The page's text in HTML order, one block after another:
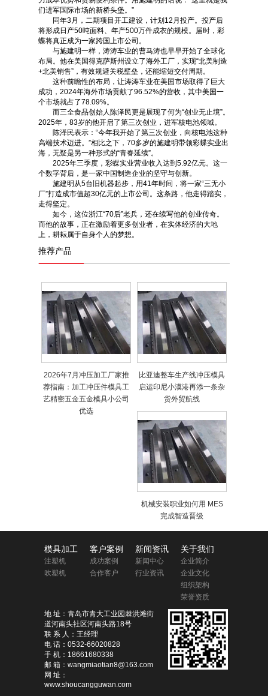
们进军国际市场的新桥头堡。”
同年3月，二期项目开工建设，计划12月投产。投产后
将形成日产50吨面料、年产500万件成衣的规模。届时，彩
蝶将真正成为一家跨国上市公司。
与施建明一样，涛涛车业的曹马涛也早早开始了全球化
布局。他在美国得克萨斯州设立了海外工厂，实现“北美制造
+北美销售”，有效规避关税壁垒，还能缩短交付周期。
这种前瞻性的布局，让涛涛车业在美国市场取得了巨大
成功，2024年海外市场贡献了96.52%的营收，其中美国一
个市场就占了78.09%。
而三全食品创始人陈泽民更是展现了何为“创业无止境”。
2025年，83岁的他开启了第三次创业，进军核电池领域。
陈泽民表示：“今年我开始了第三次创业，向核电池这种
高端技术迈进。”相比之下，70多岁的施建明带领彩蝶实业出
海，无疑是另一种形式的“青春延续”。
2025年三季度，彩蝶实业营业收入达到5.92亿元。这一
个数字背后，是一家中国制造企业的坚守与创新。
施建明从5台旧机器起步，用41年时间，将一家“三无小
厂”打造成市值超30亿元的上市公司。这条路，他走得踏实，
走得坚定。
如今，这位浙江“70后”老兵，还在续写他的创业传奇。
而他的故事，正在激励着更多创业者，在实体经济的大地
上，耕耘属于自身个人的梦想。
推荐产品
2026年7月冲压加工厂家推
荐指南：加工冲压件模具工
艺精密五金五金模具小公司
优选
比亚迪整车生产线冲压模具
启运印尼小漠港再添一条杂
货外贸航线
机械安装职业如何用 MES
完成智造晋级
模具加工
注塑机
吹塑机
客户案例
成功案例
合作客户
新闻资讯
新闻中心
行业资讯
关于我们
企业简介
企业文化
组织架构
荣誉资质
地 址：青岛市青大工业园棘洪滩街
道河南头社区河南头路18号
联 系 人：王经理
电 话：0532-66020828
手 机：18661680338
邮 箱：wangmiaotian8@163.com
网 址：
www.shoucangguwan.com